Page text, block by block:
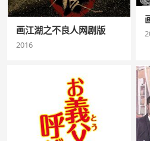
画江湖之不良人网剧版
2016